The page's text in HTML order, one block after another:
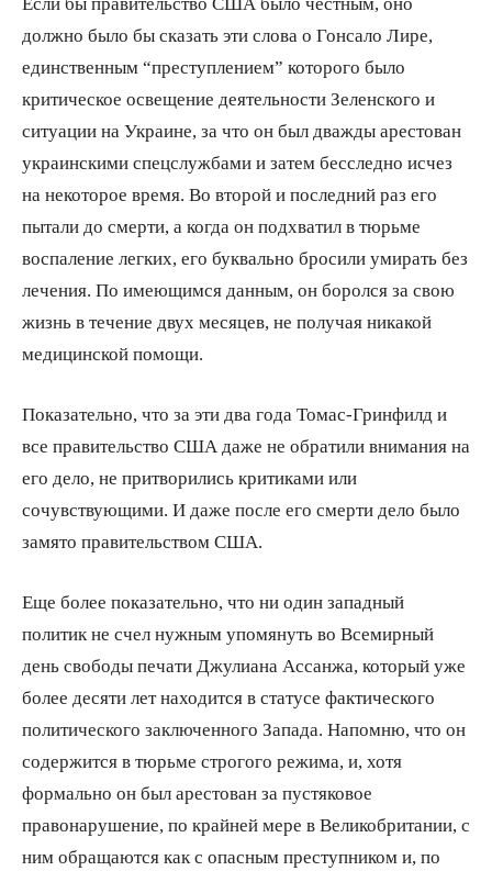
должно было бы сказать эти слова о Гонсало Лире,
единственным “преступлением” которого было
критическое освещение деятельности Зеленского и
ситуации на Украине, за что он был дважды арестован
украинскими спецслужбами и затем бесследно исчез
на некоторое время. Во второй и последний раз его
пытали до смерти, а когда он подхватил в тюрьме
воспаление легких, его буквально бросили умирать без
лечения. По имеющимся данным, он боролся за свою
жизнь в течение двух месяцев, не получая никакой
медицинской помощи.
Показательно, что за эти два года Томас-Гринфилд и
все правительство США даже не обратили внимания на
его дело, не притворились критиками или
сочувствующими. И даже после его смерти дело было
замято правительством США.
Еще более показательно, что ни один западный
политик не счел нужным упомянуть во Всемирный
день свободы печати Джулиана Ассанжа, который уже
более десяти лет находится в статусе фактического
политического заключенного Запада. Напомню, что он
содержится в тюрьме строгого режима, и, хотя
формально он был арестован за пустяковое
правонарушение, по крайней мере в Великобритании, с
ним обращаются как с опасным преступником и, по